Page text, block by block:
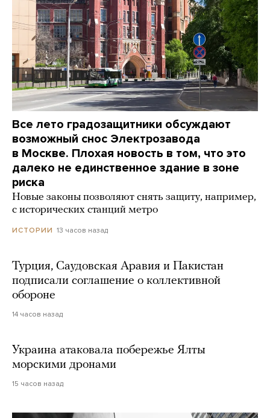
Все лето градозащитники обсуждают
возможный снос Электрозавода
в Москве. Плохая новость в том, что это
далеко не единственное здание в зоне
риска
Новые законы позволяют снять защиту, например,
с исторических станций метро
ИСТОРИИ 13 часов назад
Турция, Саудовская Аравия и Пакистан
подписали соглашение о коллективной
обороне
14 часов назад
Украина атаковала побережье Ялты
морскими дронами
15 часов назад